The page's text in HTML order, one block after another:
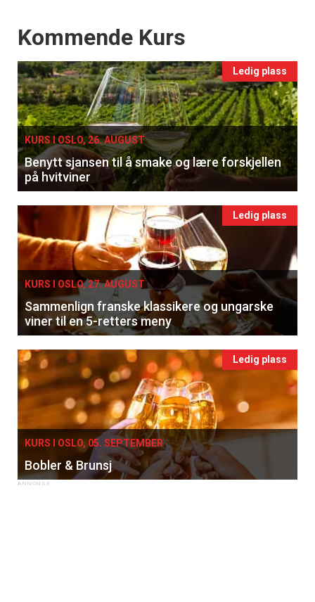
Events
Kommende Kurs
Ledig plass
KURS I OSLO, 26. AUGUST
Benytt sjansen til å smake og lære forskjellen
på hvitviner
Ledig plass
KURS I OSLO, 27. AUGUST
Sammenlign franske klassikere og ungarske
viner til en 5-retters meny
Ledig plass
KURS I OSLO, 05. SEPTEMBER
Bobler & Brunsj